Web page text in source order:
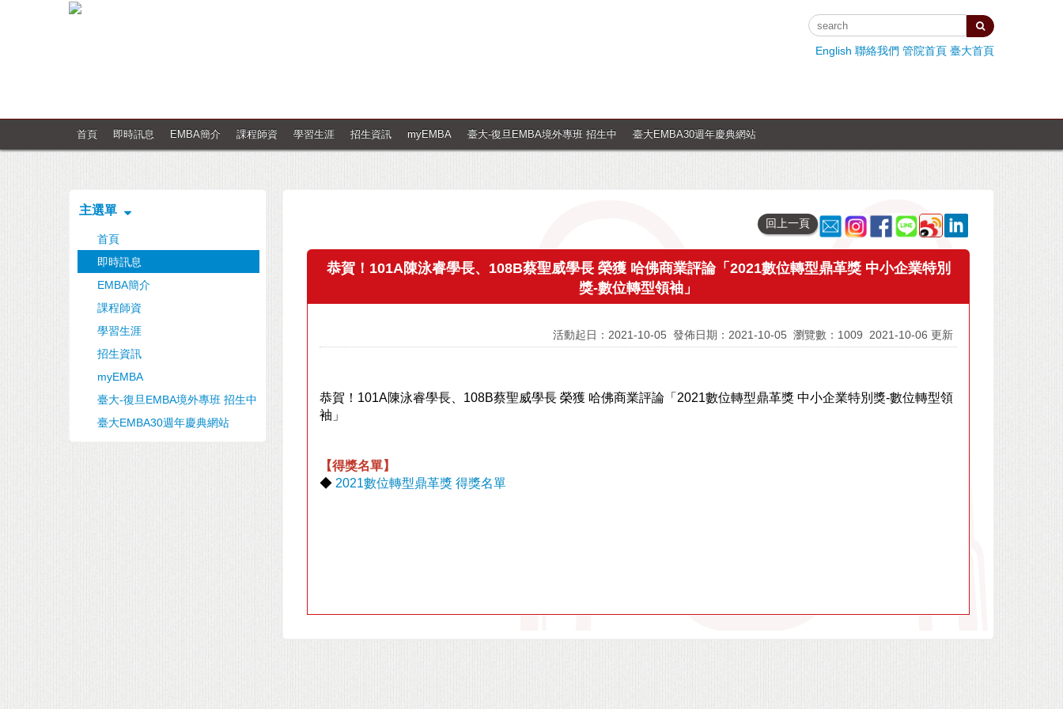
English 聯絡我們 管院首頁 臺大首頁
首頁 即時訊息 EMBA簡介 課程師資 學習生涯 招生資訊 myEMBA 臺大-復旦EMBA境外專班 招生中 臺大EMBA30週年慶典網站
主選單
首頁
即時訊息
EMBA簡介
課程師資
學習生涯
招生資訊
myEMBA
臺大-復旦EMBA境外專班 招生中
臺大EMBA30週年慶典網站
回上一頁
恭賀！101A陳泳睿學長、108B蔡聖威學長 榮獲 哈佛商業評論「2021數位轉型鼎革獎 中小企業特別
獎-數位轉型領袖」
活動起日：2021-10-05 發佈日期：2021-10-05 瀏覽數：1009 2021-10-06 更新
恭賀！101A陳泳睿學長、108B蔡聖威學長 榮獲 哈佛商業評論「2021數位轉型鼎革獎 中小企業特別獎-數位轉型領
袖」
【得獎名單】
◆ 2021數位轉型鼎革獎 得獎名單